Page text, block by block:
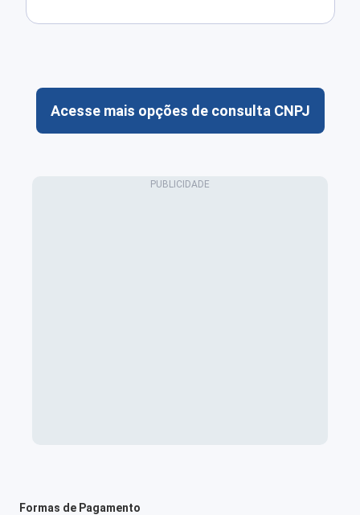
Acesse mais opções de consulta CNPJ
Formas de Pagamento